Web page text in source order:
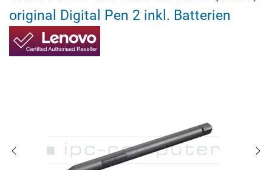
original Digital Pen 2 inkl. Batterien